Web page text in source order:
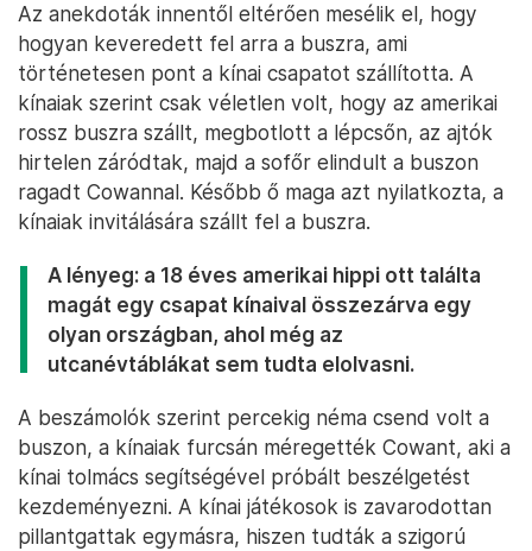
Az anekdoták innentől eltérően mesélik el, hogy
hogyan keveredett fel arra a buszra, ami
történetesen pont a kínai csapatot szállította. A
kínaiak szerint csak véletlen volt, hogy az amerikai
rossz buszra szállt, megbotlott a lépcsőn, az ajtók
hirtelen záródtak, majd a sofőr elindult a buszon
ragadt Cowannal. Később ő maga azt nyilatkozta, a
kínaiak invitálására szállt fel a buszra.
A lényeg: a 18 éves amerikai hippi ott találta
magát egy csapat kínaival összezárva egy
olyan országban, ahol még az
utcanévtáblákat sem tudta elolvasni.
A beszámolók szerint percekig néma csend volt a
buszon, a kínaiak furcsán méregették Cowant, aki a
kínai tolmács segítségével próbált beszélgetést
kezdeményezni. A kínai játékosok is zavarodottan
pillantgattak egymásra, hiszen tudták a szigorú